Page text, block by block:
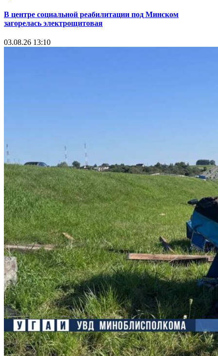
В центре социальной реабилитации под Минском
загорелась электрощитовая
03.08.26 13:10